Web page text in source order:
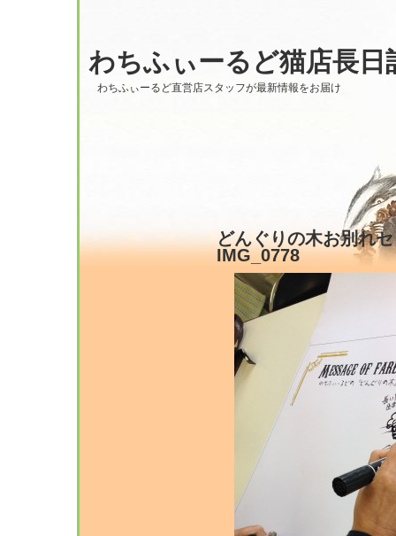
わちふぃーるど猫店長日
わちふぃーるど直営店スタッフが最新情報をお届け
どんぐりの木お別れ
IMG_0778